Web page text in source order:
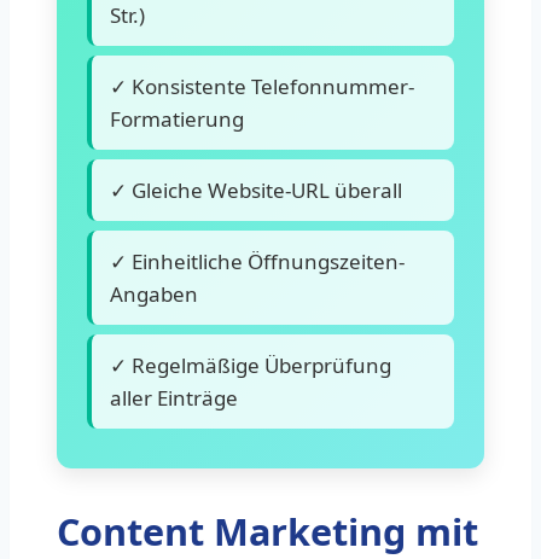
Str.)
✓ Konsistente Telefonnummer-
Formatierung
✓ Gleiche Website-URL überall
✓ Einheitliche Öffnungszeiten-
Angaben
✓ Regelmäßige Überprüfung
aller Einträge
Content Marketing mit